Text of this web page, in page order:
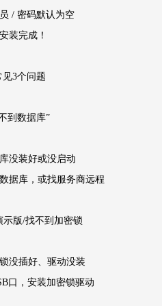
/ 密码默认为空
装完成！
3个问题
到数据库”
没装好或没启动
据库，或找服务商远程
示版/找不到加密锁
没插好、驱动没装
口，安装加密锁驱动